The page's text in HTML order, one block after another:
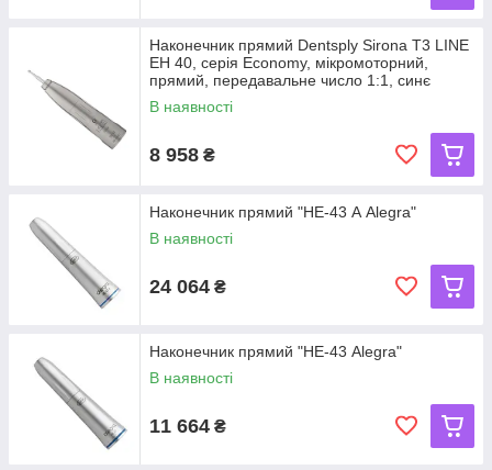
Наконечник прямий Dentsply Sirona T3 LINE
EH 40, серія Economy, мікромоторний,
прямий, передавальне число 1:1, синє
В наявності
8 958 ₴
Наконечник прямий "НЕ-43 А Alegra"
В наявності
24 064 ₴
Наконечник прямий "НЕ-43 Alegra"
В наявності
11 664 ₴